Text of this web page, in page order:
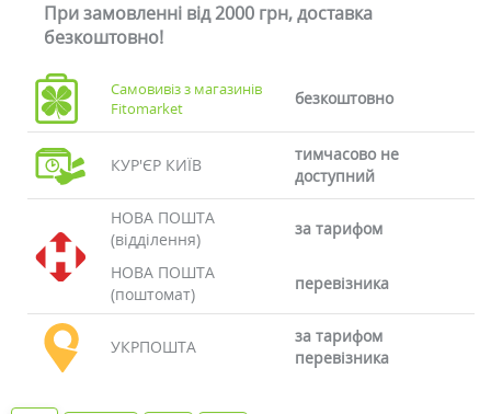
При замовленні від 2000 грн, доставка
безкоштовно!
Самовивіз з магазинів
Fitomarket
безкоштовно
КУР'ЄР КИЇВ
тимчасово не
доступний
НОВА ПОШТА
(відділення)
за тарифом
НОВА ПОШТА
(поштомат)
перевізника
УКРПОШТА
за тарифом
перевізника